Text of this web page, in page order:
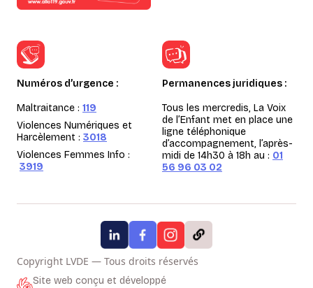
Numéros d’urgence :
Maltraitance : 119
Violences Numériques et
Harcèlement : 3018
Violences Femmes Info :
3919
Permanences juridiques :
Tous les mercredis, La Voix
de l’Enfant met en place une
ligne téléphonique
d’accompagnement, l’après-
midi de 14h30 à 18h au : 01
56 96 03 02
Copyright LVDE — Tous droits réservés
Site web conçu et développé